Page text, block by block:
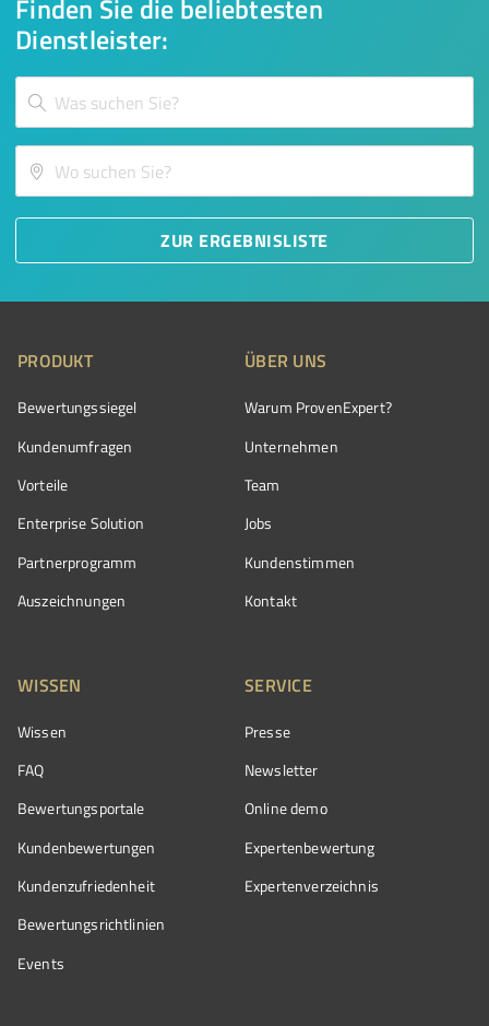
Finden Sie die beliebtesten
Dienstleister:
ZUR ERGEBNISLISTE
PRODUKT
Bewertungssiegel
Kundenumfragen
Vorteile
Enterprise Solution
Partnerprogramm
Auszeichnungen
ÜBER UNS
Warum ProvenExpert?
Unternehmen
Team
Jobs
Kundenstimmen
Kontakt
WISSEN
Wissen
FAQ
Bewertungsportale
Kundenbewertungen
Kundenzufriedenheit
Bewertungs­richtlinien
Events
SERVICE
Presse
Newsletter
Online demo
Expertenbewertung
Expertenverzeichnis